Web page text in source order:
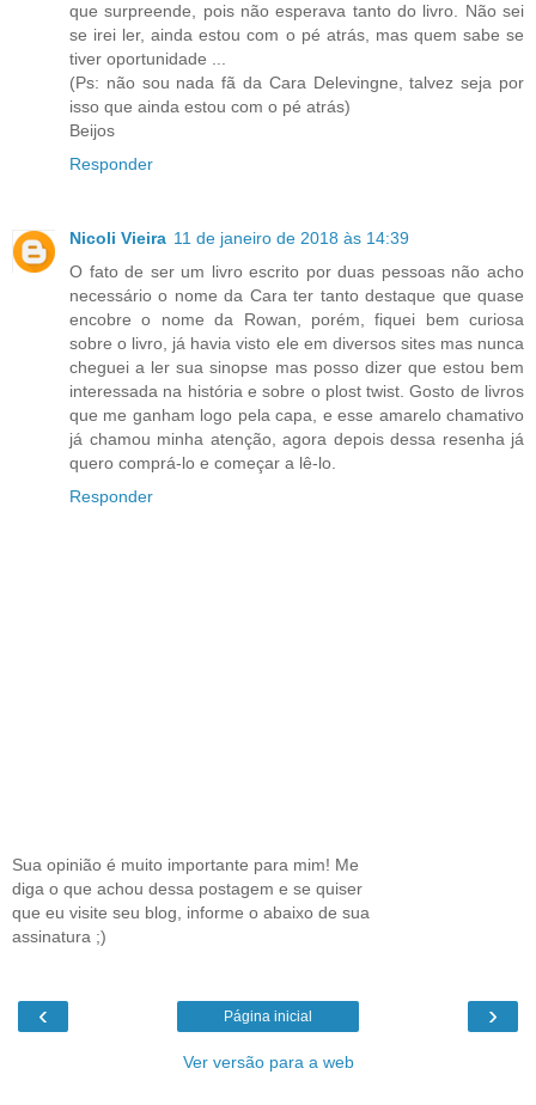
que surpreende, pois não esperava tanto do livro. Não sei
se irei ler, ainda estou com o pé atrás, mas quem sabe se
tiver oportunidade ...
(Ps: não sou nada fã da Cara Delevingne, talvez seja por
isso que ainda estou com o pé atrás)
Beijos
Responder
Nicoli Vieira 11 de janeiro de 2018 às 14:39
O fato de ser um livro escrito por duas pessoas não acho
necessário o nome da Cara ter tanto destaque que quase
encobre o nome da Rowan, porém, fiquei bem curiosa
sobre o livro, já havia visto ele em diversos sites mas nunca
cheguei a ler sua sinopse mas posso dizer que estou bem
interessada na história e sobre o plost twist. Gosto de livros
que me ganham logo pela capa, e esse amarelo chamativo
já chamou minha atenção, agora depois dessa resenha já
quero comprá-lo e começar a lê-lo.
Responder
Sua opinião é muito importante para mim! Me
diga o que achou dessa postagem e se quiser
que eu visite seu blog, informe o abaixo de sua
assinatura ;)
‹ ›
Página inicial
Ver versão para a web